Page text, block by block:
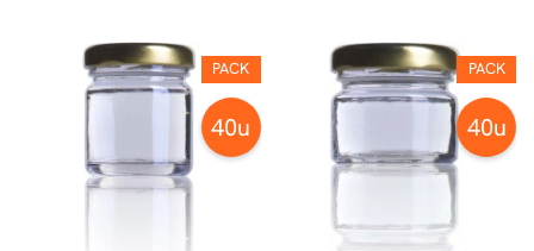
PACK
40u
PACK
40u